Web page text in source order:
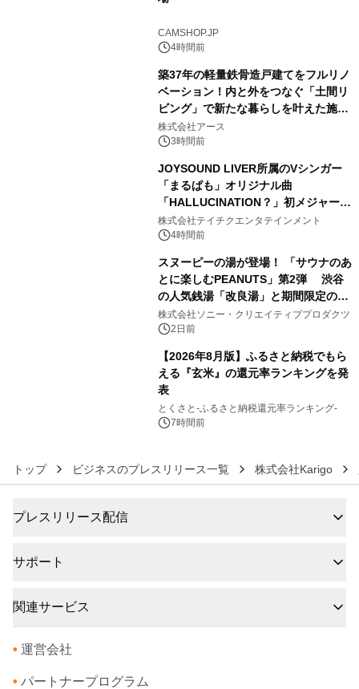
CAMSHOP.JP
4時間前
築37年の軽量鉄骨造戸建てをフルリノ
ベーション！内と外をつなぐ「土間リ
ビング」で新たな暮らしを叶えた施工
事例を株式会社アースが公開
株式会社アース
3時間前
JOYSOUND LIVER所属のVシンガー
「まるぱも」オリジナル曲
「HALLUCINATION？」初メジャー配
信リリース決定！
株式会社テイチクエンタテインメント
4時間前
スヌーピーの湯が登場！ 「サウナのあ
とに楽しむPEANUTS」第2弾 渋谷
の人気銭湯「改良湯」と期間限定のコ
ラボレーション サウナイキタイコラ
ボグッズも発売決定！
株式会社ソニー・クリエイティブプロダクツ
2日前
【2026年8月版】ふるさと納税でもら
える『玄米』の還元率ランキングを発
表
とくさと-ふるさと納税還元率ランキング-
7時間前
トップ ビジネスのプレスリリース一覧 株式会社Karigo
プレスリリース配信
サポート
関連サービス
• 運営会社
• パートナープログラム